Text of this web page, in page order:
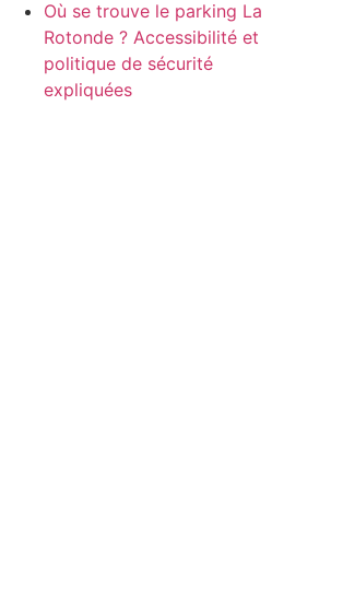
Où se trouve le parking La
Rotonde ? Accessibilité et
politique de sécurité
expliquées